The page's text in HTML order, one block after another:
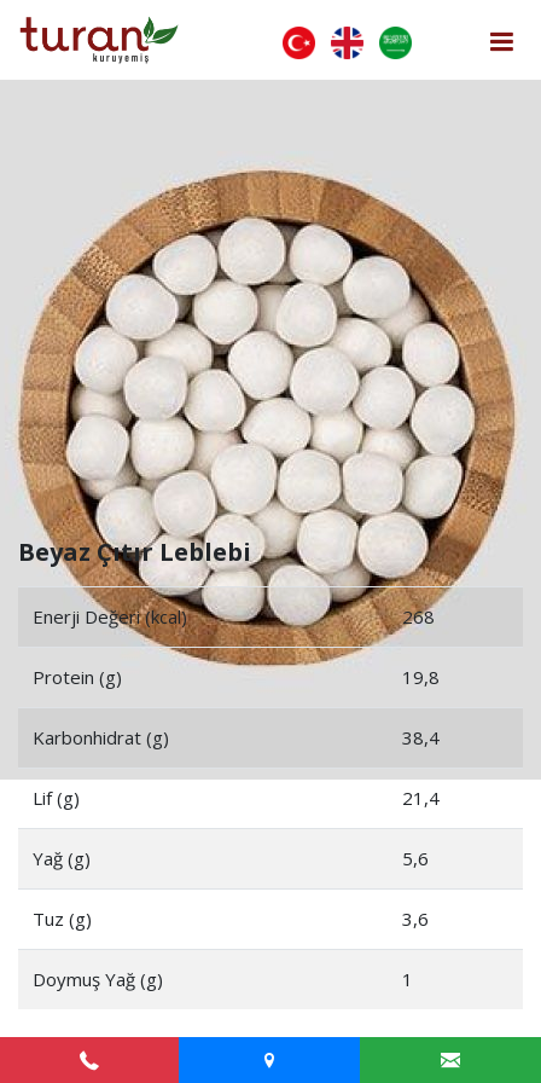
Menü Aç
Beyaz Çıtır Leblebi
Enerji Değeri (kcal) 268
Protein (g) 19,8
Karbonhidrat (g) 38,4
Lif (g) 21,4
Yağ (g) 5,6
Tuz (g) 3,6
Doymuş Yağ (g) 1